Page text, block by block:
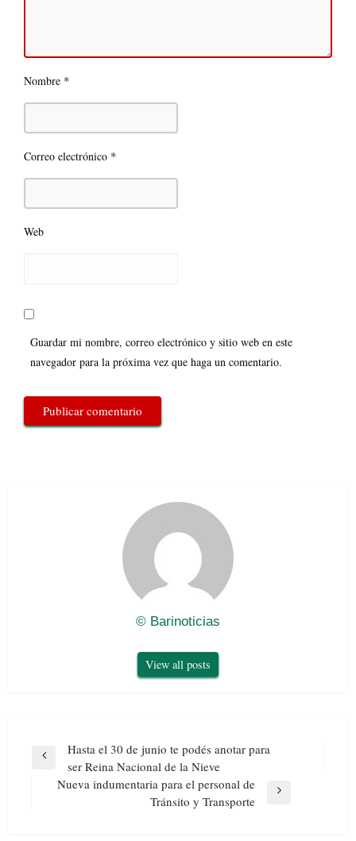
Nombre *
Correo electrónico *
Web
Guardar mi nombre, correo electrónico y sitio web en este
navegador para la próxima vez que haga un comentario.
© Barinoticias
View all posts
Navegación
entradas
Previous
Hasta el 30 de junio te podés anotar para
ser Reina Nacional de la Nieve
Nueva indumentaria para el personal de
Tránsito y Transporte